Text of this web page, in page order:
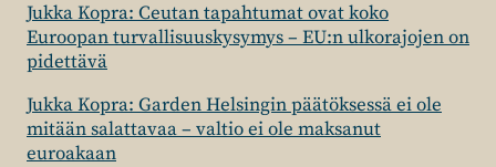
Jukka Kopra: Ceutan tapahtumat ovat koko
Euroopan turvallisuuskysymys – EU:n ulkorajojen on
pidettävä
Jukka Kopra: Garden Helsingin päätöksessä ei ole
mitään salattavaa – valtio ei ole maksanut
euroakaan